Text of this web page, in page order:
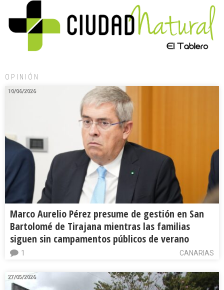
OPINIÓN
10/06/2026
Marco Aurelio Pérez presume de gestión en San
Bartolomé de Tirajana mientras las familias
siguen sin campamentos públicos de verano
CANARIAS
1
27/05/2026